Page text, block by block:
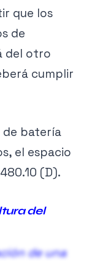
entre equipos.
que los
de
del otro
cumplir
de batería
el espacio
(D).
del
de una